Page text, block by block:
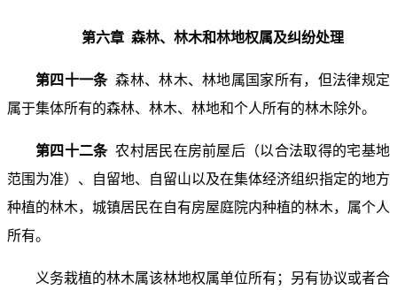
第六章 森林、林木和林地权属及纠纷处理
第四十一条森林、林木、林地属国家所有，但法律规定
属于集体所有的森林、林木、林地和个人所有的林木除外。
第四十二条农村居民在房前屋后（以合法取得的宅基地
范围为准）、自留地、自留山以及在集体经济组织指定的地方
种植的林木，城镇居民在自有房屋庭院内种植的林木，属个人
所有。
义务栽植的林木属该林地权属单位所有；另有协议或者合